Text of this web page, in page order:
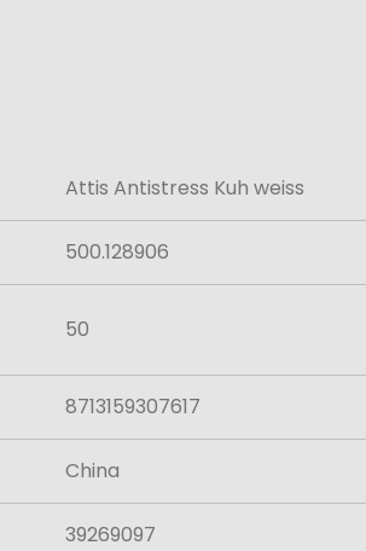
Attis Antistress Kuh weiss
500.128906
50
8713159307617
China
39269097